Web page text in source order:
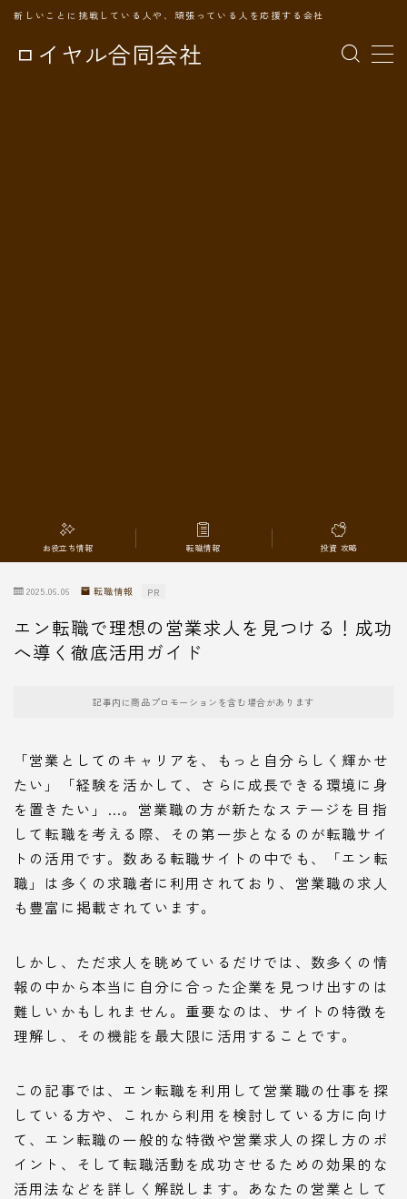
ロイヤル合同会社
新しいことに挑戦している人や、頑張っている人を応援する会社
MENU
お役立ち情報 転職情報 投資 攻略
2025.06.06 転職情報 PR
エン転職で理想の営業求人を見つける！成功
へ導く徹底活用ガイド
記事内に商品プロモーションを含む場合があります
「営業としてのキャリアを、もっと自分らしく輝かせ
たい」「経験を活かして、さらに成長できる環境に身
を置きたい」…。営業職の方が新たなステージを目指
して転職を考える際、その第一歩となるのが転職サイ
トの活用です。数ある転職サイトの中でも、「エン転
職」は多くの求職者に利用されており、営業職の求人
も豊富に掲載されています。
しかし、ただ求人を眺めているだけでは、数多くの情
報の中から本当に自分に合った企業を見つけ出すのは
難しいかもしれません。重要なのは、サイトの特徴を
理解し、その機能を最大限に活用することです。
この記事では、エン転職を利用して営業職の仕事を探
している方や、これから利用を検討している方に向け
て、エン転職の一般的な特徴や営業求人の探し方のポ
イント、そして転職活動を成功させるための効果的な
活用法などを詳しく解説します。あなたの営業として